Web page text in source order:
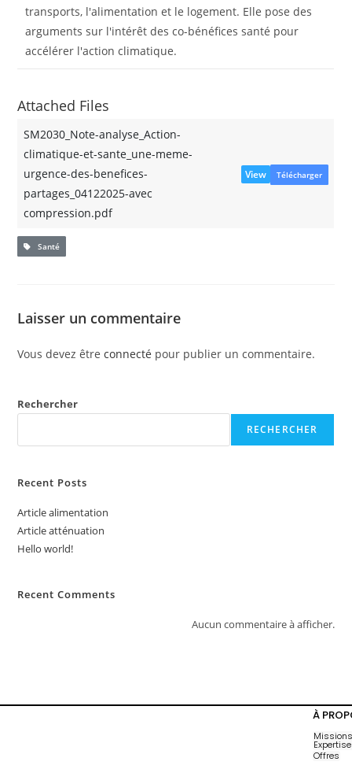
transports, l'alimentation et le logement. Elle pose des
arguments sur l'intérêt des co-bénéfices santé pour
accélérer l'action climatique.
Attached Files
SM2030_Note-analyse_Action-
climatique-et-sante_une-meme-
urgence-des-benefices-
partages_04122025-avec
compression.pdf
View Télécharger
Santé
Laisser un commentaire
Vous devez êtreconnecté pour publier un commentaire.
Rechercher
RECHERCHER
Recent Posts
Article alimentation
Article atténuation
Hello world!
Recent Comments
Aucun commentaire à afficher.
À
Missions
Offres